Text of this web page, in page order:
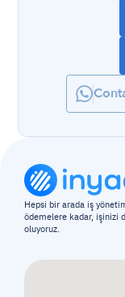
Hepsi bir arada iş
ödemelere kadar, işinizi
oluyoruz.